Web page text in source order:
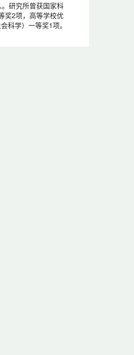
研究所曾获国家科
奖2项，高等学校优
科学）一等奖1项。